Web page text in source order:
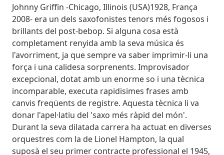
Bio
Johnny Griffin -Chicago, Illinois (USA)1928, França
2008- era un dels saxofonistes tenors més fogosos i
brillants del post-bebop. Si alguna cosa està
completament renyida amb la seva música és
l'avorriment, ja que sempre va saber imprimir-li una
força i una calidesa sorprenents. Improvisador
excepcional, dotat amb un enorme so i una tècnica
incomparable, executa rapidisimes frases amb
canvis freqüents de registre. Aquesta tècnica li va
donar l'apel·latiu del 'saxo més ràpid del món'.
Durant la seva dilatada carrera ha actuat en diverses
orquestres com la de Lionel Hampton, la qual
suposà el seu primer contracte professional el 1945,